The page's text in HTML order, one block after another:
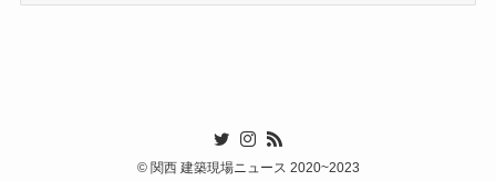
©関西 建築現場ニュース 2020~2023